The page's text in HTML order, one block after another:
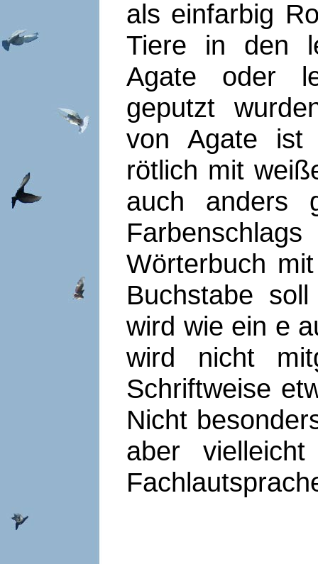
als einfarbig
Tiere in den
Agate oder
geputzt
von Agate ist
rötlich mit
auch anders
Wörterbuch
Buchstabe
wird wie ein e
wird nicht
Schriftweise
Nicht
aber